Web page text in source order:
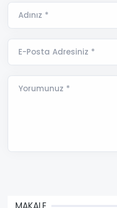
Adınız *
E-Posta Adresiniz *
Yorumunuz *